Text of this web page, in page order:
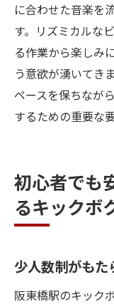
初めての
仲間と繫が
れる絆
共通のゴ
キックボ
響
友情がト
る
に合わせた音楽を
す。リズミカルな
る作業から楽しみ
う意欲が湧いてき
ペースを保ちなが
するための重要な
初心者でも
るキックボ
少人数制がもた
阪東橋駅のキック